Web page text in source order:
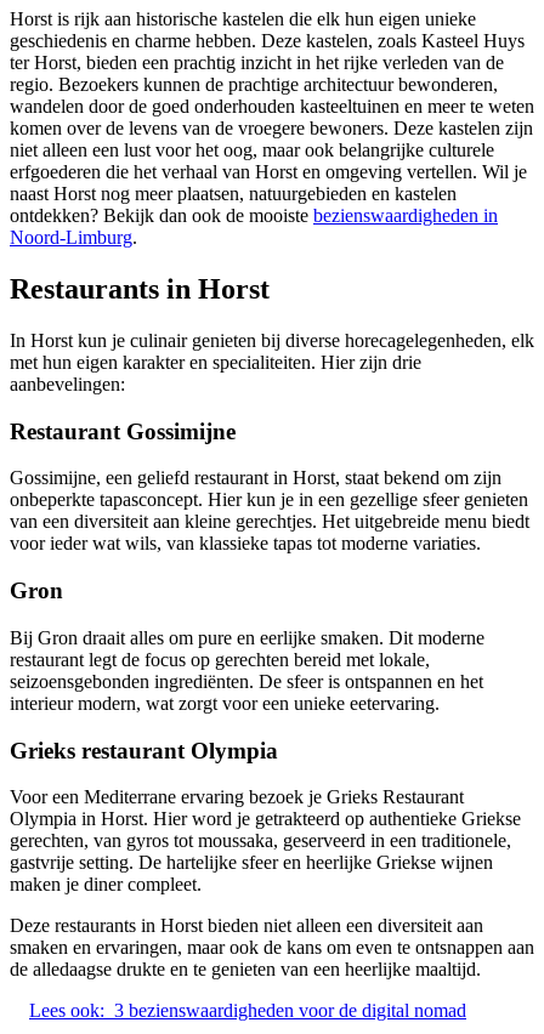
Horst is rijk aan historische kastelen die elk hun eigen unieke
geschiedenis en charme hebben. Deze kastelen, zoals Kasteel Huys
ter Horst, bieden een prachtig inzicht in het rijke verleden van de
regio. Bezoekers kunnen de prachtige architectuur bewonderen,
wandelen door de goed onderhouden kasteeltuinen en meer te weten
komen over de levens van de vroegere bewoners. Deze kastelen zijn
niet alleen een lust voor het oog, maar ook belangrijke culturele
erfgoederen die het verhaal van Horst en omgeving vertellen. Wil je
naast Horst nog meer plaatsen, natuurgebieden en kastelen
ontdekken? Bekijk dan ook de mooiste bezienswaardigheden in
Noord-Limburg.
Restaurants in Horst
In Horst kun je culinair genieten bij diverse horecagelegenheden, elk
met hun eigen karakter en specialiteiten. Hier zijn drie
aanbevelingen:
Restaurant Gossimijne
Gossimijne, een geliefd restaurant in Horst, staat bekend om zijn
onbeperkte tapasconcept. Hier kun je in een gezellige sfeer genieten
van een diversiteit aan kleine gerechtjes. Het uitgebreide menu biedt
voor ieder wat wils, van klassieke tapas tot moderne variaties.
Gron
Bij Gron draait alles om pure en eerlijke smaken. Dit moderne
restaurant legt de focus op gerechten bereid met lokale,
seizoensgebonden ingrediënten. De sfeer is ontspannen en het
interieur modern, wat zorgt voor een unieke eetervaring.
Grieks restaurant Olympia
Voor een Mediterrane ervaring bezoek je Grieks Restaurant
Olympia in Horst. Hier word je getrakteerd op authentieke Griekse
gerechten, van gyros tot moussaka, geserveerd in een traditionele,
gastvrije setting. De hartelijke sfeer en heerlijke Griekse wijnen
maken je diner compleet.
Deze restaurants in Horst bieden niet alleen een diversiteit aan
smaken en ervaringen, maar ook de kans om even te ontsnappen aan
de alledaagse drukte en te genieten van een heerlijke maaltijd.
Lees ook: 3 bezienswaardigheden voor de digital nomad